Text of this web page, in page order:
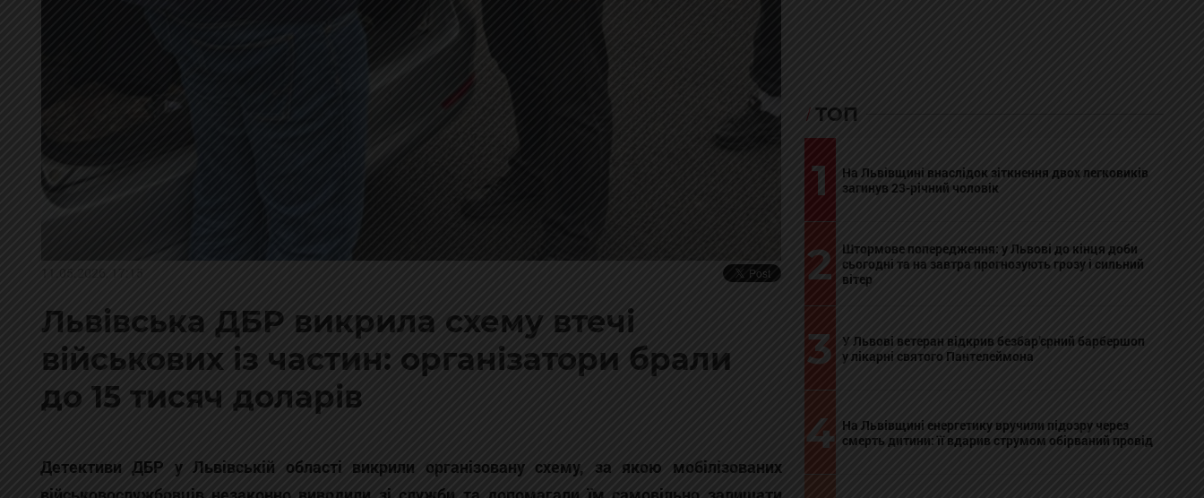
Львівська ДБР викрила схему втечі
військових із частин: організатори брали
до 15 тисяч доларів
Детективи ДБР у Львівській області викрили організовану схему, за якою мобілізованих
ТОП
1
На Львівщині внаслідок зіткнення двох легковиків
загинув 23-річний чоловік
2
Штормове попередження: у Львові до кінця доби
сьогодні та на завтра прогнозують грозу і сильний
вітер
3
У Львові ветеран відкрив безбар’єрний барбершоп
у лікарні святого Пантелеймона
4 На Львівщині енергетику вручили підозру через
смерть дитини: її вдарив струмом обірваний провід